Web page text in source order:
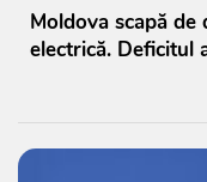
Moldova scapă de
electrică. Deficitul